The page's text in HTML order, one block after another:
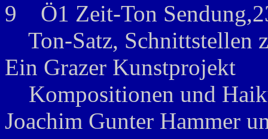
9 Ö1 Zeit-Ton
Ton-Satz, Schnittstellen
Ein Grazer Kunstprojekt
Kompositionen und
Joachim Gunter Hammer